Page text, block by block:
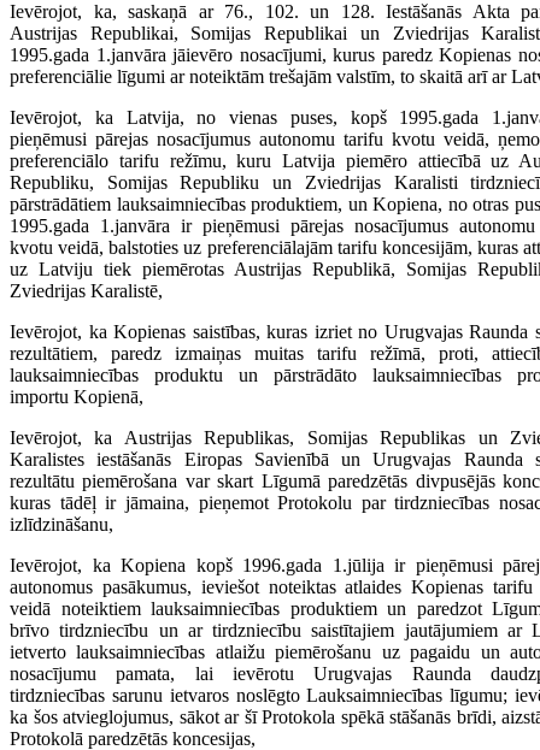
Ievērojot, ka, saskaņā ar 76., 102. un 128. Iestāšanās Akta
Austrijas Republikai, Somijas Republikai un Zviedrijas
1995.gada 1.janvāra jāievēro nosacījumi, kurus paredz Kopienas
preferenciālie līgumi ar noteiktām trešajām valstīm, to skaitā arī ar
Ievērojot, ka Latvija, no vienas puses, kopš 1995.gada
pieņēmusi pārejas nosacījumus autonomu tarifu kvotu veidā,
preferenciālo tarifu režīmu, kuru Latvija piemēro attiecībā uz
Republiku, Somijas Republiku un Zviedrijas Karalisti
pārstrādātiem lauksaimniecības produktiem, un Kopiena, no otras
1995.gada 1.janvāra ir pieņēmusi pārejas nosacījumus
kvotu veidā, balstoties uz preferenciālajām tarifu koncesijām, kuras
uz Latviju tiek piemērotas Austrijas Republikā, Somijas
Zviedrijas Karalistē,
Ievērojot, ka Kopienas saistības, kuras izriet no Urugvajas Raunda
rezultātiem, paredz izmaiņas muitas tarifu režīmā, proti,
lauksaimniecības produktu un pārstrādāto lauksaimniecības
importu Kopienā,
Ievērojot, ka Austrijas Republikas, Somijas Republikas un
Karalistes iestāšanās Eiropas Savienībā un Urugvajas Raunda
rezultātu piemērošana var skart Līgumā paredzētās divpusējās
kuras tādēļ ir jāmaina, pieņemot Protokolu par tirdzniecības
izlīdzināšanu,
Ievērojot, ka Kopiena kopš 1996.gada 1.jūlija ir pieņēmusi
autonomus pasākumus, ieviešot noteiktas atlaides Kopienas
veidā noteiktiem lauksaimniecības produktiem un paredzot
brīvo tirdzniecību un ar tirdzniecību saistītajiem jautājumiem ar
ietverto lauksaimniecības atlaižu piemērošanu uz pagaidu un
nosacījumu pamata, lai ievērotu Urugvajas Raunda
tirdzniecības sarunu ietvaros noslēgto Lauksaimniecības līgumu;
ka šos atvieglojumus, sākot ar šī Protokola spēkā stāšanās brīdi,
Protokolā paredzētās koncesijas,